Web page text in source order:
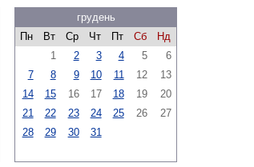
грудень
Пн
Вт Ср Чт Пт Сб
Нд
1
2 3 4 5
6
7
8 9 10 11 12
13
14
15 16 17 18 19
20
21
22 23 24 25 26
27
28
29 30 31